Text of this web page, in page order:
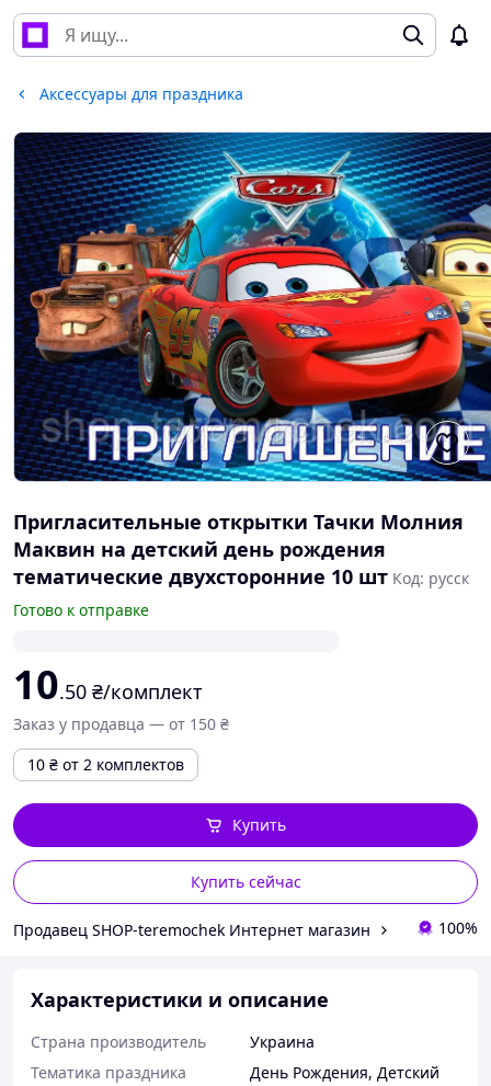
Аксессуары для праздника
Пригласительные открытки Тачки Молния
Маквин на детский день рождения
тематические двухсторонние 10 шт Код: русск
Готово к отправке
10.50 ₴/комплект
Заказ у продавца — от 150 ₴
10 ₴ от 2 комплектов
Купить сейчас
Купить
Продавец SHOP-teremochek Интернет магазин 100%
Характеристики и описание
Страна производитель
Украина
Тематика праздника
День Рождения, Детский